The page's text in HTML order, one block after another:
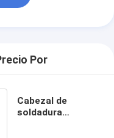
Por
Cabezal de
soldadura